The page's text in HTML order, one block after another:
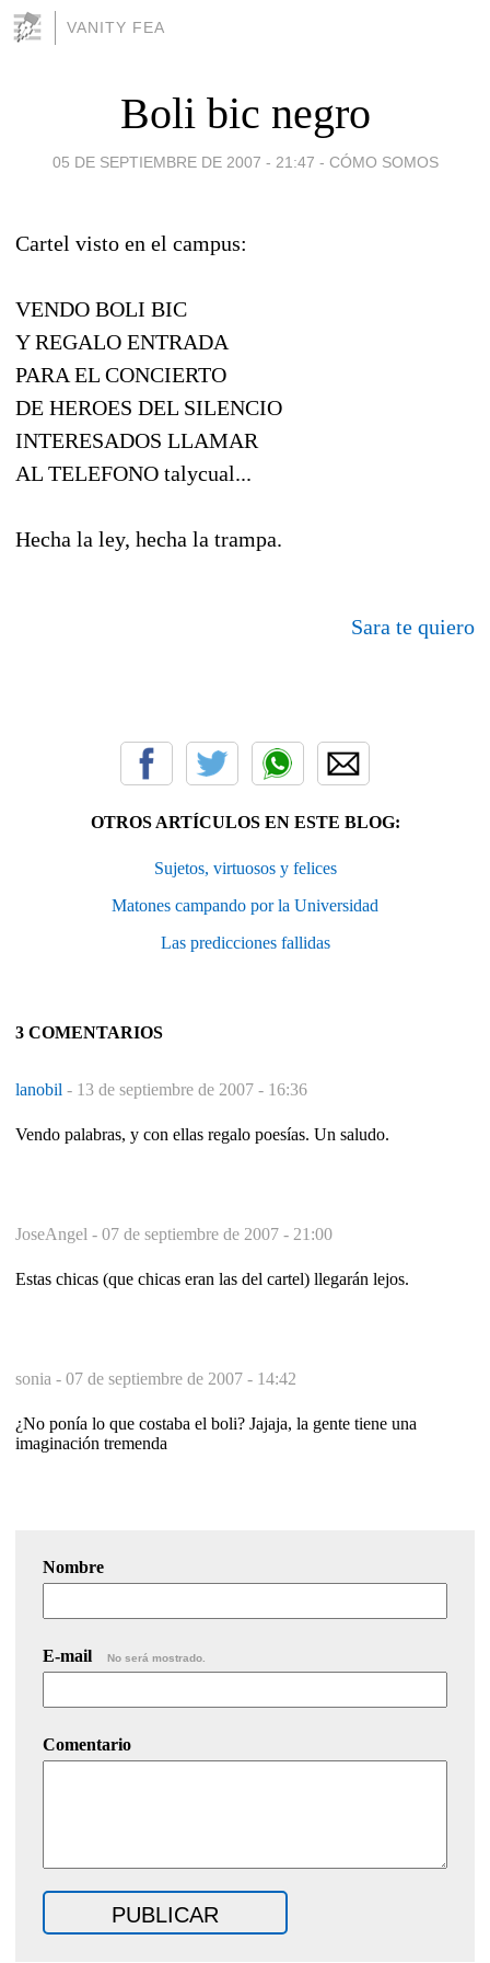
VANITY FEA
Boli bic negro
05 DE SEPTIEMBRE DE 2007 - 21:47 - CÓMO SOMOS
Cartel visto en el campus:
VENDO BOLI BIC
Y REGALO ENTRADA
PARA EL CONCIERTO
DE HEROES DEL SILENCIO
INTERESADOS LLAMAR
AL TELEFONO talycual...
Hecha la ley, hecha la trampa.
Sara te quiero
OTROS ARTÍCULOS EN ESTE BLOG:
Sujetos, virtuosos y felices
Matones campando por la Universidad
Las predicciones fallidas
3 COMENTARIOS
lanobil - 13 de septiembre de 2007 - 16:36
Vendo palabras, y con ellas regalo poesías. Un saludo.
JoseAngel - 07 de septiembre de 2007 - 21:00
Estas chicas (que chicas eran las del cartel) llegarán lejos.
sonia - 07 de septiembre de 2007 - 14:42
¿No ponía lo que costaba el boli? Jajaja, la gente tiene una
imaginación tremenda
Nombre
E-mail No será mostrado.
Comentario